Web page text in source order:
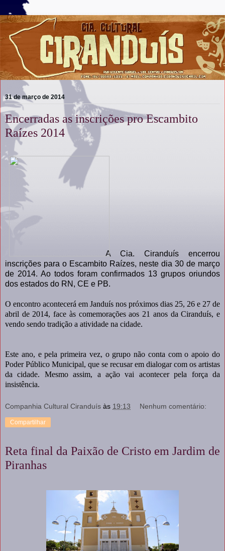
31 de março de 2014
Encerradas as inscrições pro Escambito
Raízes 2014
A Cia. Ciranduís encerrou
inscrições para o Escambito Raízes, neste dia 30 de março
de 2014. Ao todos foram confirmados 13 grupos oriundos
dos estados do RN, CE e PB.
O encontro acontecerá em Janduís nos próximos dias 25, 26 e 27 de
abril de 2014, face às comemorações aos 21 anos da Ciranduís, e
vendo sendo tradição a atividade na cidade.
Este ano, e pela primeira vez, o grupo não conta com o apoio do
Poder Público Municipal, que se recusar em dialogar com os artistas
da cidade. Mesmo assim, a ação vai acontecer pela força da
insistência.
Companhia Cultural Ciranduís às 19:13 Nenhum comentário:
Compartilhar
Reta final da Paixão de Cristo em Jardim de
Piranhas